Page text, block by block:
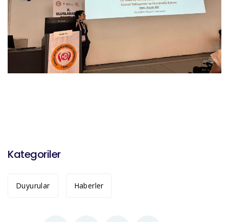
Kategoriler
Duyurular Haberler